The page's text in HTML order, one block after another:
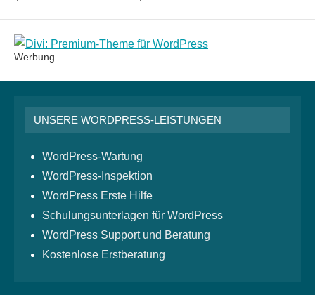
Werbung
UNSERE WORDPRESS-LEISTUNGEN
WordPress-Wartung
WordPress-Inspektion
WordPress Erste Hilfe
Schulungsunterlagen für WordPress
WordPress Support und Beratung
Kostenlose Erstberatung